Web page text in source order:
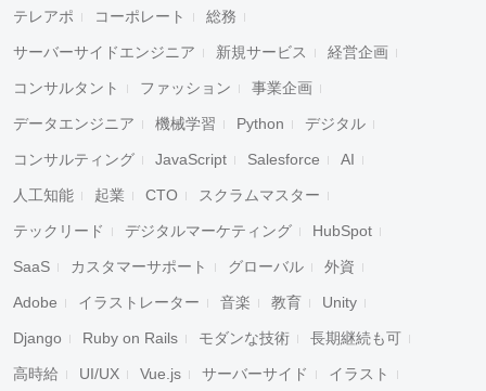
テレアポ コーポレート 総務
サーバーサイドエンジニア 新規サービス 経営企画
コンサルタント ファッション 事業企画
データエンジニア 機械学習 Python デジタル
コンサルティング JavaScript Salesforce AI
人工知能 起業 CTO スクラムマスター
テックリード デジタルマーケティング HubSpot
SaaS カスタマーサポート グローバル 外資
Adobe イラストレーター 音楽 教育 Unity
Django Ruby on Rails モダンな技術 長期継続も可
高時給 UI/UX Vue.js サーバーサイド イラスト